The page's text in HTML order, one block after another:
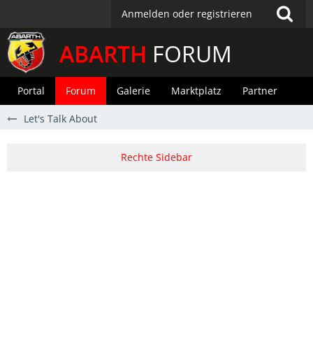
Anmelden oder registrieren
ABARTH FORUM
Portal Forum Galerie Marktplatz Partner
Let's Talk About